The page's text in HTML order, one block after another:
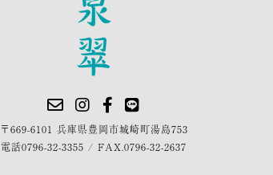
〒669-6101 兵庫県豊岡市城崎町湯島753
電話0796-32-3355 / FAX.0796-32-2637